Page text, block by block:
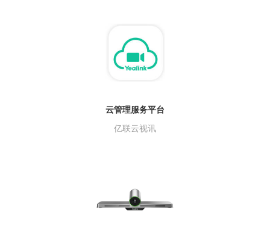
云管理服务平台
亿联云视讯